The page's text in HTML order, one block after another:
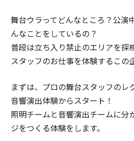
舞台ウラってどんなところ？公演
んなことをしているの？
普段は立ち入り禁止のエリアを探
スタッフのお仕事を体験するこの
まずは、プロの舞台スタッフのレ
音響演出体験からスタート！
照明チームと音響演出チームに分
ジをつくる体験をします。